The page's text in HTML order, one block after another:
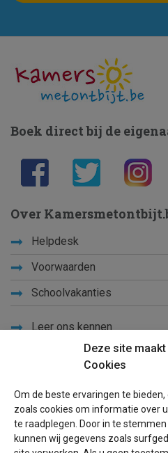
Deze site
Cookies
Om de beste ervaringen te
zoals cookies om informatie over
te raadplegen. Door in te
kunnen wij gegevens zoals
Boek direct bij de
Over
Helpdesk
Voorwaarden
Schoolvakanties
Leer ons kennen
Sitemap
Blog